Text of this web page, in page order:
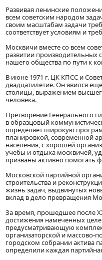
Развивая ленинские
всем советским народом
своим масштабам задачи
соответствует условиям и
Москвичи вместе со всем
развитии
нашего общества по пути к
В июне 1971 г. ЦК КПСС и
двадцатилетие. Он явился
столицы, выражением
человека.
Претворение Генерального
в образцовый
определяет широкую
планировкой, современной
населения, с хорошей
учебы и отдыха москвичей,
призваны активно помогать
Московской партийной
строительства и
жизнь задач, выдвинутых
вклад в дело превращения
За время, прошедшее после
достижения намеченных
предусматривающую
организаторской и массово-
городском собрании актива
определили каждая